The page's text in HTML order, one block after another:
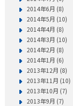
2014年6月 (8)
2014年5月 (10)
2014年4月 (8)
2014年3月 (10)
2014年2月 (8)
2014年1月 (6)
2013年12月 (8)
2013年11月 (10)
2013年10月 (7)
2013年9月 (7)